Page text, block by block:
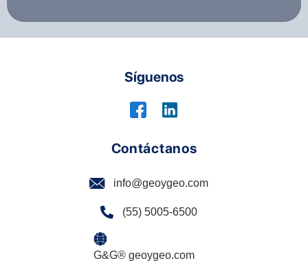
Síguenos
Contáctanos
info@geoygeo.com
(55) 5005-6500
G&G® geoygeo.com